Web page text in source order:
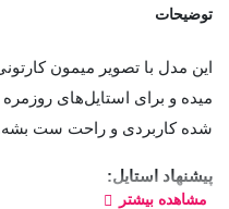
توضیحات
این مدل با تصویر میمون
میده و برای استایل‌های
شده کاربردی و راحت ست
پیشنهاد استایل:
مشاهده بیشتر